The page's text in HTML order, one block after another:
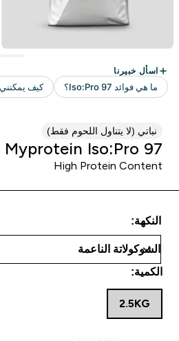
نباتي (لا يتناول اللحوم فقط)
Myprotein Iso:Pro 97
High Protein Content
النكهة:
الكمية:
2.5KG